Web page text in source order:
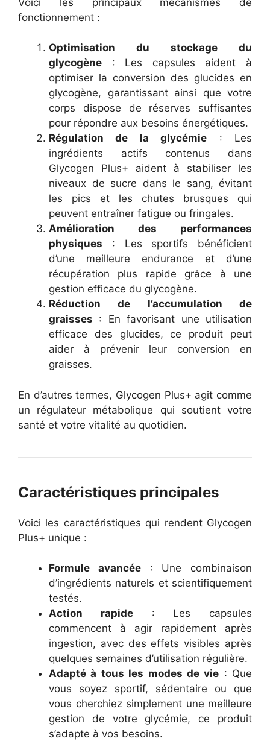
fonctionnement :
Optimisation du stockage du
glycogène : Les capsules aident à
optimiser la conversion des glucides en
glycogène, garantissant ainsi que votre
corps dispose de réserves suffisantes
pour répondre aux besoins énergétiques.
Régulation de la glycémie : Les
ingrédients actifs contenus dans
Glycogen Plus+ aident à stabiliser les
niveaux de sucre dans le sang, évitant
les pics et les chutes brusques qui
peuvent entraîner fatigue ou fringales.
Amélioration des performances
physiques : Les sportifs bénéficient
d’une meilleure endurance et d’une
récupération plus rapide grâce à une
gestion efficace du glycogène.
Réduction de l’accumulation de
graisses : En favorisant une utilisation
efficace des glucides, ce produit peut
aider à prévenir leur conversion en
graisses.
En d’autres termes, Glycogen Plus+ agit comme
un régulateur métabolique qui soutient votre
santé et votre vitalité au quotidien.
Caractéristiques principales
Voici les caractéristiques qui rendent Glycogen
Plus+ unique :
Formule avancée: Une combinaison
d’ingrédients naturels et scientifiquement
testés.
Action rapide: Les capsules
commencent à agir rapidement après
ingestion, avec des effets visibles après
quelques semaines d’utilisation régulière.
Adapté à tous les modes de vie : Que
vous soyez sportif, sédentaire ou que
vous cherchiez simplement une meilleure
gestion de votre glycémie, ce produit
s’adapte à vos besoins.